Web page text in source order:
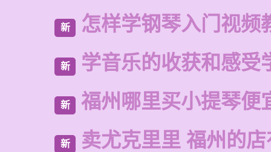
新 怎样学钢琴入门视频
新 学音乐的收获和感受
新 福州哪里买小提琴便
新 卖尤克里里 福州的